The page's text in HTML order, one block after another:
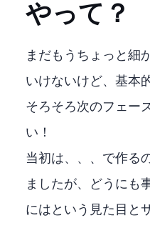
やって？
まだもうちょっと細
いけないけど、基本
そろそろ次のフェーズ
い！
当初はC++、WinRT、XAML、
ましたが、どうにも
WinUI3には という見た目と